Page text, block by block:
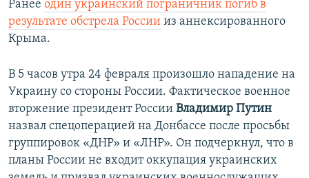
Ранее один украинский пограничник погиб в
результате обстрела России из аннексированного
Крыма.
В 5 часов утра 24 февраля произошло нападение на
Украину со стороны России. Фактическое военное
вторжение президент России Владимир Путин
назвал спецоперацией на Донбассе после просьбы
группировок «ДНР» и «ЛНР». Он подчеркнул, что в
планы России не входит оккупация украинских